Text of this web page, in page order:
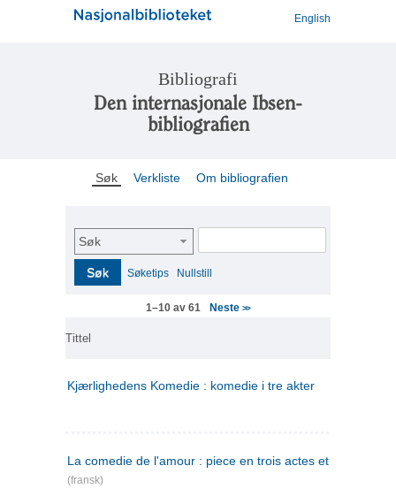
English
Bibliografi
Den internasjonale Ibsen-
bibliografien
Søk Verkliste Om bibliografien
Søk
Søk Søketips Nullstill
1–10 av 61 Neste>>
Tittel
Kjærlighedens Komedie : komedie i tre akter
La comedie de l'amour : piece en trois actes et en vers
(fransk)